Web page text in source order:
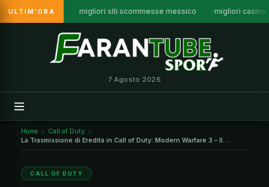
ULTIM'ORA migliori siti scommesse messico migliori casino
7 Agosto 2026
Home
Call of Duty
La Trasmissione di Eredità in Call of Duty: Modern Warfare 3 – Il
Passaggio dei Contenuti da Modern Warfare 2
CALL OF DUTY